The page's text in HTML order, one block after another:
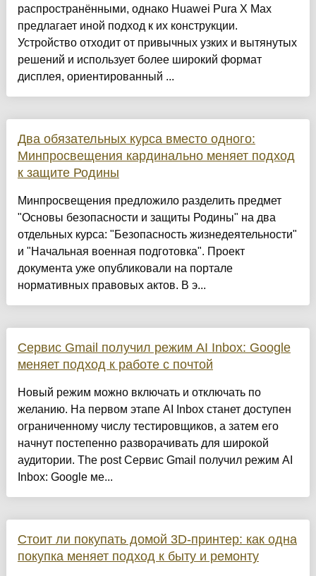
распространёнными, однако Huawei Pura X Max
предлагает иной подход к их конструкции.
Устройство отходит от привычных узких и вытянутых
решений и использует более широкий формат
дисплея, ориентированный ...
Два обязательных курса вместо одного:
Минпросвещения кардинально меняет подход
к защите Родины
Минпросвещения предложило разделить предмет
"Основы безопасности и защиты Родины" на два
отдельных курса: "Безопасность жизнедеятельности"
и "Начальная военная подготовка". Проект
документа уже опубликовали на портале
нормативных правовых актов. В э...
Сервис Gmail получил режим AI Inbox: Google
меняет подход к работе с почтой
Новый режим можно включать и отключать по
желанию. На первом этапе AI Inbox станет доступен
ограниченному числу тестировщиков, а затем его
начнут постепенно разворачивать для широкой
аудитории. The post Сервис Gmail получил режим AI
Inbox: Google ме...
Стоит ли покупать домой 3D-принтер: как одна
покупка меняет подход к быту и ремонту